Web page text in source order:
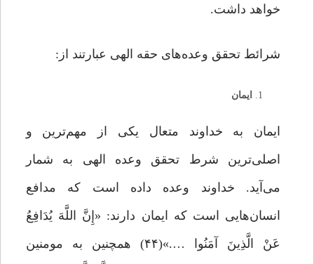
خواهد داشت.
شرائط تحقق وعده‌های حقه الهی عبارتند از:
ایمان
ایمان به خداوند متعال یکی از مهم‌ترین و
اصلی‌ترین شرط تحقق وعده الهی به شمار
می‌آید. خداوند وعده داده است که مدافع
انسان‌هایی است که ایمان دارند: «إِنَّ اللَّهَ یُدَافِعُ
عَنْ الَّذِینَ آمَنُوا ….»(۴۴) همچنین به مومنین